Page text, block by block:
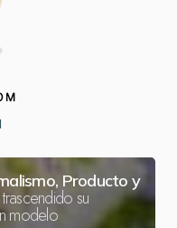
Producto y
su
modelo